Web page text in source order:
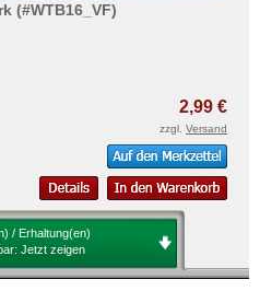
(#WTB16_VF)
2,99 €
zzgl. Versand
/ Erhaltung(en)
Jetzt zeigen